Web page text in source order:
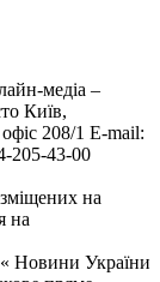
медіа –
Київ,
208/1 E-mail:
205-43-00
на
на
« Новини України